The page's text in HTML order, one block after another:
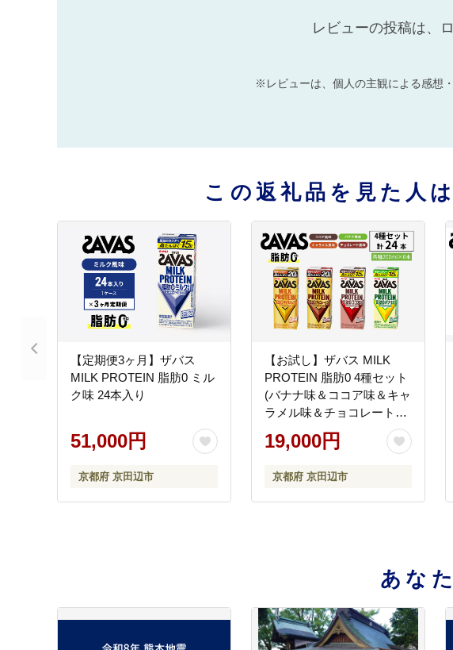
レビューの投稿は、
※レビューは、個人の主観による感想
この返礼品を見た人
【定期便3ヶ月】ザバス
MILK PROTEIN 脂肪0 ミル
ク味 24本入り
51,000円
京都府 京田辺市
【お試し】ザバス MILK
PROTEIN 脂肪0 4種セット
(バナナ味＆ココア味＆キャ
ラメル味＆チョコレート味)
計24本入り
19,000円
京都府 京田辺市
あな